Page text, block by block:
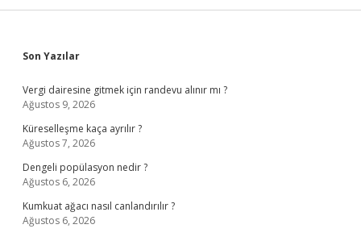
Sidebar
Son Yazılar
Vergi dairesine gitmek için randevu alınır mı ?
Ağustos 9, 2026
Küreselleşme kaça ayrılır ?
Ağustos 7, 2026
Dengeli popülasyon nedir ?
Ağustos 6, 2026
Kumkuat ağacı nasıl canlandırılır ?
Ağustos 6, 2026